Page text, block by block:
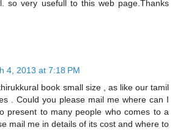
so very usefull to this web page.Thanks
4, 2013 at 7:18 PM
book small size , as like our tamil
. Could you please mail me where can I
present to many people who comes to a
mail me in details of its cost and where to